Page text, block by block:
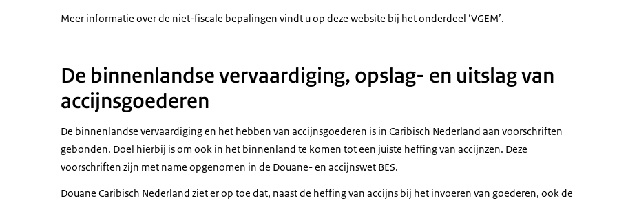
Meer informatie over de niet-fiscale bepalingen vindt u op deze website bij het onderdeel ‘VGEM’.
De binnenlandse vervaardiging, opslag- en uitslag van
accijnsgoederen
De binnenlandse vervaardiging en het hebben van accijnsgoederen is in Caribisch Nederland aan voorschriften
gebonden. Doel hierbij is om ook in het binnenland te komen tot een juiste heffing van accijnzen. Deze
voorschriften zijn met name opgenomen in de Douane- en accijnswet BES.
Douane Caribisch Nederland ziet er op toe dat, naast de heffing van accijns bij het invoeren van goederen, ook de